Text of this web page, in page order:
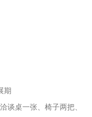
期
谈桌一张、椅子两把、